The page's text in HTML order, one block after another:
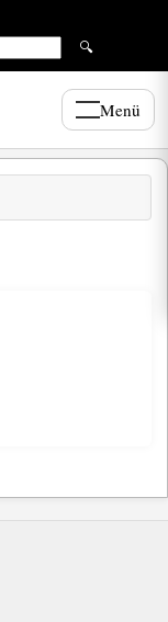
🔍
Menü